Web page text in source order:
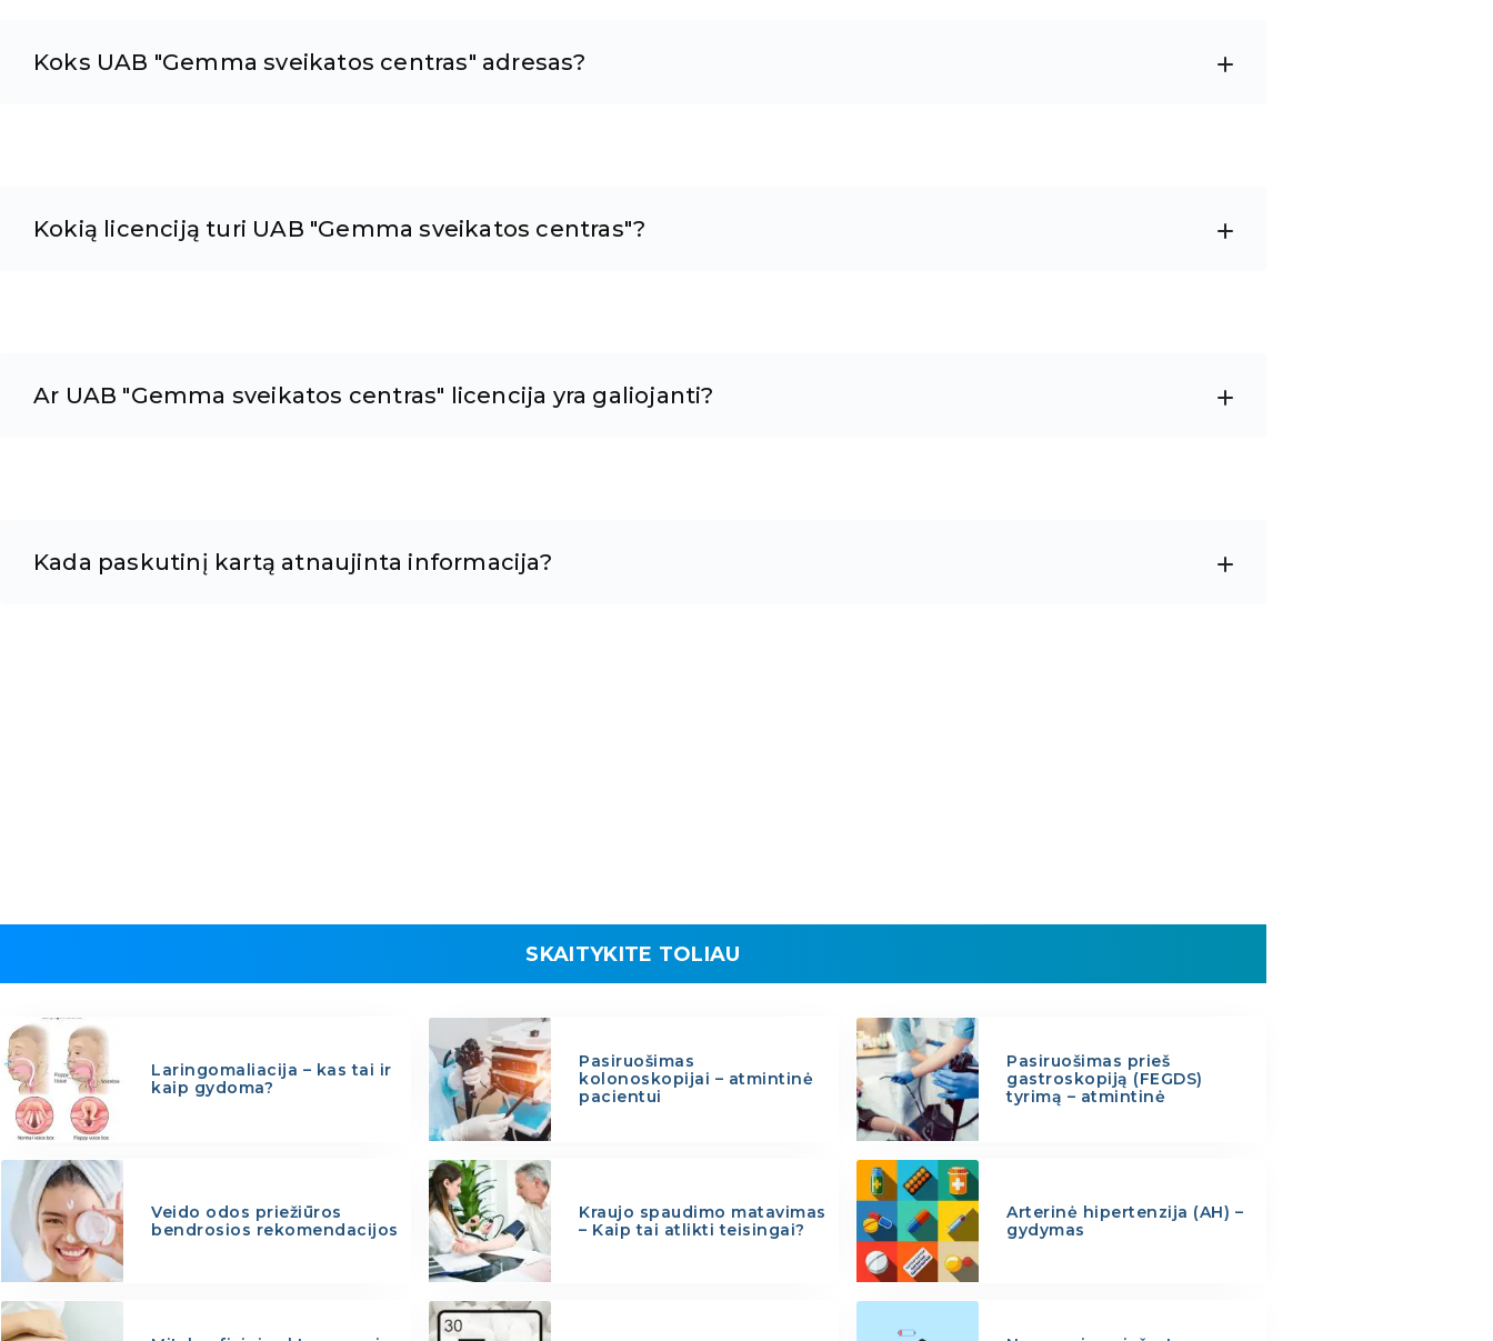
Koks UAB "Gemma sveikatos centras" adresas?
Kokią licenciją turi UAB "Gemma sveikatos centras"?
Ar UAB "Gemma sveikatos centras" licencija yra galiojanti?
Kada paskutinį kartą atnaujinta informacija?
SKAITYKITE TOLIAU
Laringomaliacija – kas tai ir
kaip gydoma?
Pasiruošimas
kolonoskopijai – atmintinė
pacientui
Pasiruošimas prieš
gastroskopiją (FEGDS)
tyrimą – atmintinė
Veido odos priežiūros
bendrosios rekomendacijos
Kraujo spaudimo matavimas
– Kaip tai atlikti teisingai?
Arterinė hipertenzija (AH) –
gydymas